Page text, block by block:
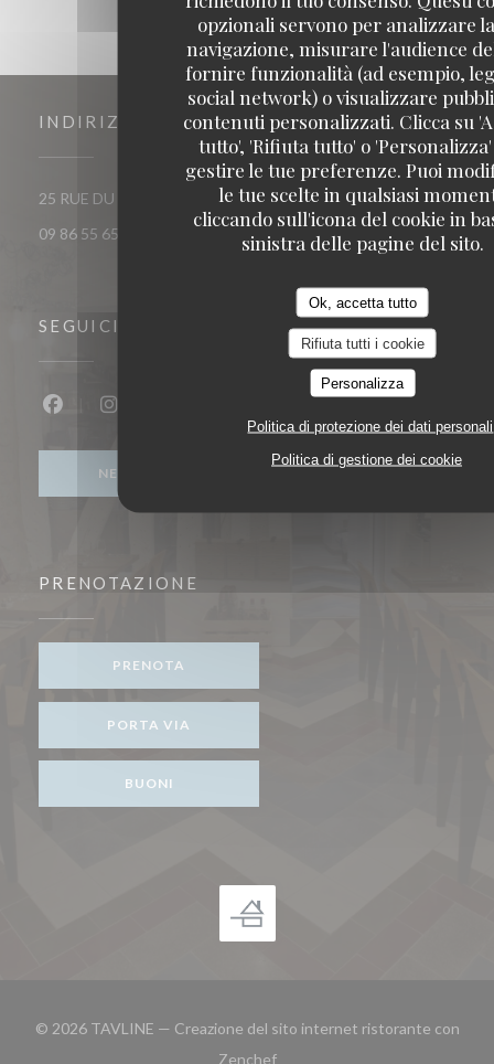
opzionali servono per analizzare
navigazione, misurare l'audience
fornire funzionalità (ad esempio,
social network) o visualizzare
contenuti personalizzati. Clicca su
tutto', 'Rifiuta tutto' o
gestire le tue preferenze. Puoi
le tue scelte in qualsiasi
cliccando sull'icona del cookie in
sinistra delle pagine del sito.
Ok, accetta tutto
Rifiuta tutti i cookie
Personalizza
Politica di protezione dei dati personali
Politica di gestione dei cookie
INDIRIZZO
25 RUE DU ROI DE SICILE 75004 PARIS((apre una nuova finestra))
09 86 55 65 65
SEGUICI
Facebook ((apre una nuova finestra))
Instagram ((apre una nuova finestra))
NEWSLETTER
PRENOTAZIONE
PRENOTA
PORTA VIA
BUONI
© 2026 TAVLINE — Creazione del sito internet ristorante con
Zenchef((apre una nuova finestra))